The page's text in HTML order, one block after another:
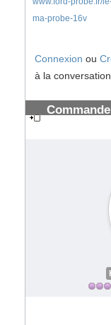
ma-probe-16v
Connexion ou
à la conversation.